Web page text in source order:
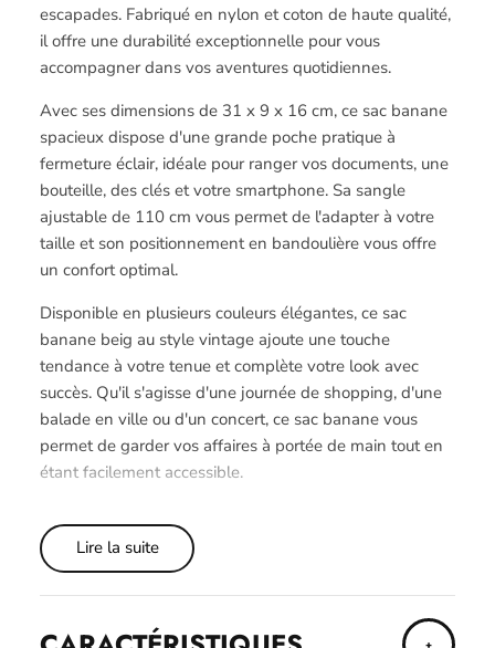
escapades. Fabriqué en nylon et coton de haute qualité,
il offre une durabilité exceptionnelle pour vous
accompagner dans vos aventures quotidiennes.
Avec ses dimensions de 31 x 9 x 16 cm, ce sac banane
spacieux dispose d'une grande poche pratique à
fermeture éclair, idéale pour ranger vos documents, une
bouteille, des clés et votre smartphone. Sa sangle
ajustable de 110 cm vous permet de l'adapter à votre
taille et son positionnement en bandoulière vous offre
un confort optimal.
Disponible en plusieurs couleurs élégantes, ce sac
banane beig au style vintage ajoute une touche
tendance à votre tenue et complète votre look avec
succès. Qu'il s'agisse d'une journée de shopping, d'une
balade en ville ou d'un concert, ce sac banane vous
permet de garder vos affaires à portée de main tout en
étant facilement accessible.
Lire la suite